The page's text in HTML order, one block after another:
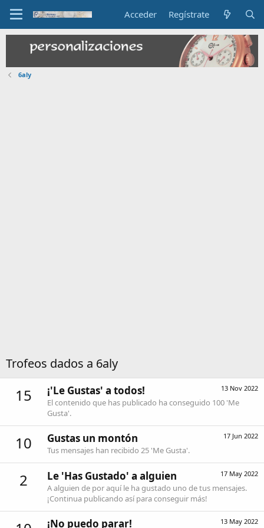
Acceder Regístrate
6aly
Trofeos dados a 6aly
15 13 Nov 2022
¡'Le Gustas' a todos!
El contenido que has publicado ha conseguido 100 'Me
Gusta'.
10 17 Jun 2022
Gustas un montón
Tus mensajes han recibido 25 'Me Gusta'.
2 17 May 2022
Le 'Has Gustado' a alguien
A alguien de por aquí le ha gustado uno de tus mensajes.
¡Continua publicando así para conseguir más!
13 May 2022
¡No puedo parar!